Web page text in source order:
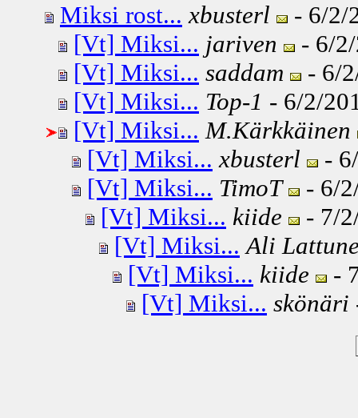
Miksi rost... xbusterl
- 6/2/
[Vt] Miksi... jariven
- 6/
[Vt] Miksi... saddam
- 6/
[Vt] Miksi... Top-1 - 6/2/
[Vt] Miksi... M.Kärkkäinen
[Vt] Miksi... xbusterl
-
[Vt] Miksi... TimoT
- 6/
[Vt] Miksi... kiide
- 7/
[Vt] Miksi... Ali
[Vt] Miksi... kiide
-
[Vt] Miksi... skönäri